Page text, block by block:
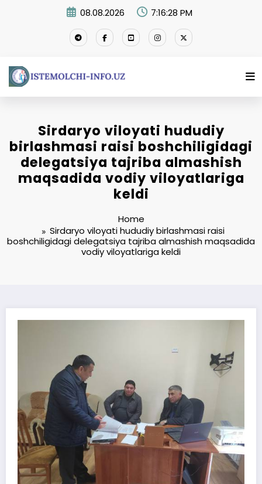
08.08.2026 7:16:29 PM
Sirdaryo viloyati hududiy
birlashmasi raisi boshchiligidagi
delegatsiya tajriba almashish
maqsadida vodiy viloyatlariga
keldi
Home
Sirdaryo viloyati hududiy birlashmasi raisi
boshchiligidagi delegatsiya tajriba almashish maqsadida
vodiy viloyatlariga keldi